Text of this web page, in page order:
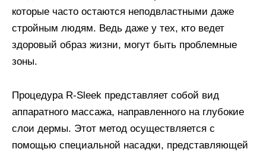
которые часто остаются неподвластными даже
стройным людям. Ведь даже у тех, кто ведет
здоровый образ жизни, могут быть проблемные
зоны.
Процедура R-Sleek представляет собой вид
аппаратного массажа, направленного на глубокие
слои дермы. Этот метод осуществляется с
помощью специальной насадки, представляющей